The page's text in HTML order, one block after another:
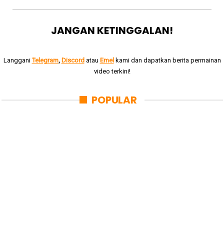
JANGAN KETINGGALAN!
LangganiTelegram, Discordatau Emel kami dan dapatkan berita permainan
video terkini!
POPULAR